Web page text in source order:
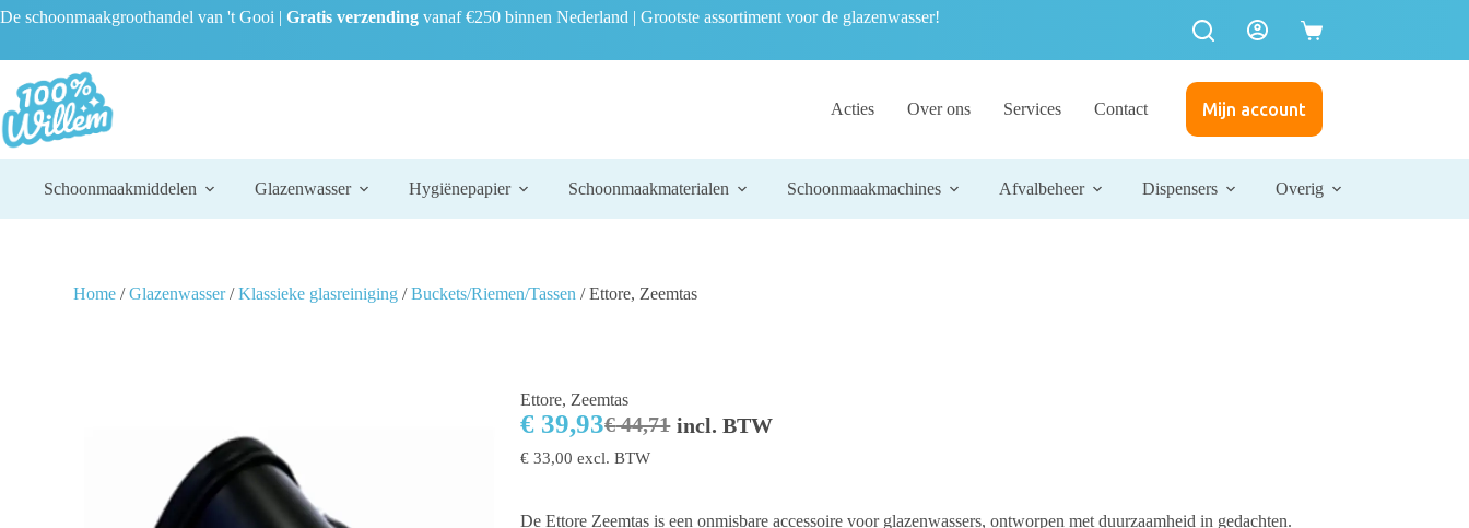
De schoonmaakgroothandel van 't Gooi | Gratis verzending vanaf €250 binnen Nederland | Grootste assortiment voor de glazenwasser!
Acties Over ons Services Contact Mijn account
Schoonmaakmiddelen Glazenwasser Hygiënepapier Schoonmaakmaterialen Schoonmaakmachines Afvalbeheer Dispensers Overig
Home /Glazenwasser/Klassieke glasreiniging /Buckets/Riemen/Tassen / Ettore, Zeemtas
Ettore, Zeemtas
€44,71
€ 39,93 incl. BTW
€ 33,00 excl. BTW
De Ettore Zeemtas is een onmisbare accessoire voor glazenwassers, ontworpen met duurzaamheid in gedachten.